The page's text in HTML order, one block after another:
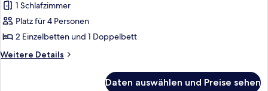
für
Superior-
Zimmer
anzeigen
1 Schlafzimmer
Platz für 4 Personen
2 Einzelbetten und 1 Doppelbett
Weitere Details
Weitere
Daten auswählen und Preise sehen